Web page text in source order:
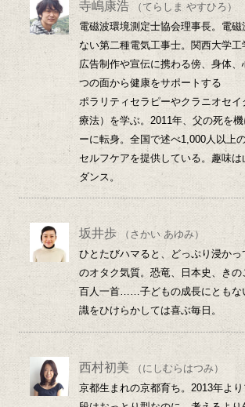
寺嶋康浩 （てらしま やすひろ）
電磁波環境測定士協会理事長。電磁
ない第二種電気工事士。関西大学工
広告制作や宣伝に携わる傍、身体
つの面から健康をサポートする
ポラリティセラピーやクラニオセ
療法）を学ぶ。2011年、父の死を
ーに転身。全国で述べ1,000人以上
セルフケアを提供している。趣味は
ダンス。
坂井歩
（さかい あゆみ）
ひとたびハマると、どっぷり浸かっ
のオタク気質。恐竜、日本史、きの
百人一首……子どもの成長にともな
識をひけらかしては喜ぶ毎日。
西村初美
（にしむらはつみ）
京都生まれの京都育ち。2013年よ